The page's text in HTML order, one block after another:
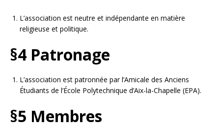
L’association est neutre et indépendante en matière
religieuse et politique.
§4 Patronage
L’association est patronnée par l’Amicale des Anciens
Étudiants de l’École Polytechnique d’Aix-la-Chapelle (EPA).
§5 Membres